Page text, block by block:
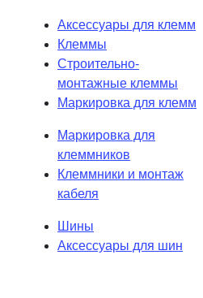
Аксессуары для клемм
Клеммы
Строительно-
монтажные клеммы
Маркировка для клемм
Маркировка для
клеммников
Клеммники и монтаж
кабеля
Шины
Аксессуары для шин